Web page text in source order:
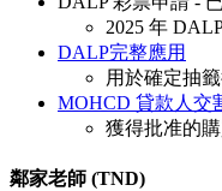
2025 年
DALP完整應用
用於確定抽
MOHCD 貸款人交
獲得批准的
鄰家老師 (TND)